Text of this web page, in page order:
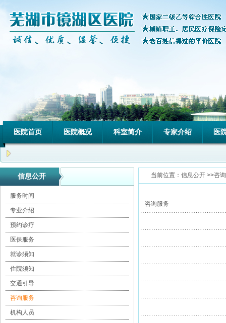
医院首页 医院概况 科室简介 专家介绍 医
信息公开
服务时间
专业介绍
预约诊疗
医保服务
就诊须知
住院须知
交通引导
咨询服务
机构人员
当前位置： 信息公开 >>咨
咨询服务